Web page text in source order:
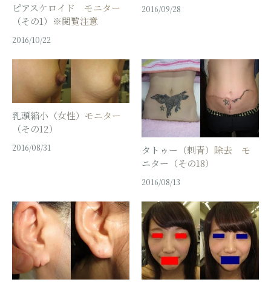
ピアスケロイド モニター
（その1）※閲覧注意
2016/10/22
2016/09/28
乳頭縮小（女性）モニター
（その12）
2016/08/31
タトゥー（刺青）除去 モ
ニター（その18）
2016/08/13